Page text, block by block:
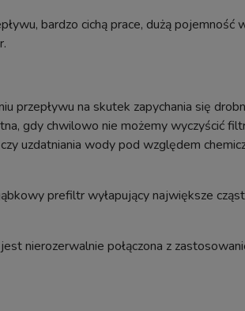
bardzo cichą prace, dużą pojemność
przepływu na skutek zapychania się
gdy chwilowo nie możemy wyczyścić
uzdatniania wody pod względem
prefiltr wyłapujący największe
nierozerwalnie połączona z